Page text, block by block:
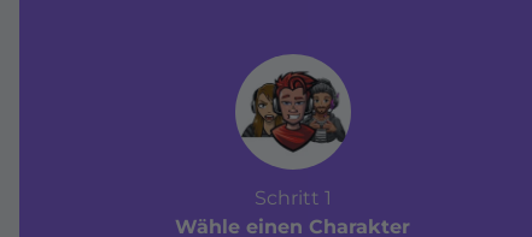
Schritt 1
Wähle einen Charakter